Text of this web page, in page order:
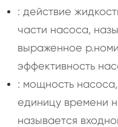
: действие
части насоса,
выраженное
эффективность
: мощность
единицу времени
называется